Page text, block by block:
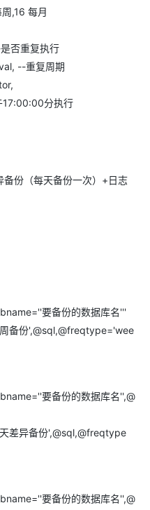
,16 每月
否重复执行
--重复周期
17:00:00分执行
份（每天备份一次）+日志
要备份的数据库名'''
备份',@sql,@freqtype='wee
要备份的数据库名'',@
差异备份',@sql,@freqtype
要备份的数据库名'',@